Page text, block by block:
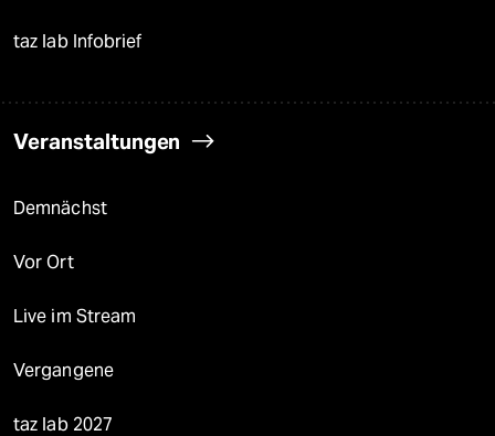
taz lab Infobrief
Veranstaltungen
Demnächst
Vor Ort
Live im Stream
Vergangene
taz lab 2027